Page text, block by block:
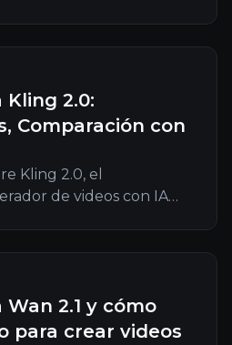
2.0:
Comparación con
Kling 2.0, el
de videos con IA
2.1 y cómo
para crear videos